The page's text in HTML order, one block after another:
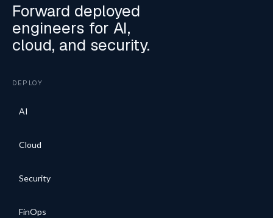
Forward deployed
engineers for AI,
cloud, and security.
DEPLOY
AI
Cloud
Security
FinOps